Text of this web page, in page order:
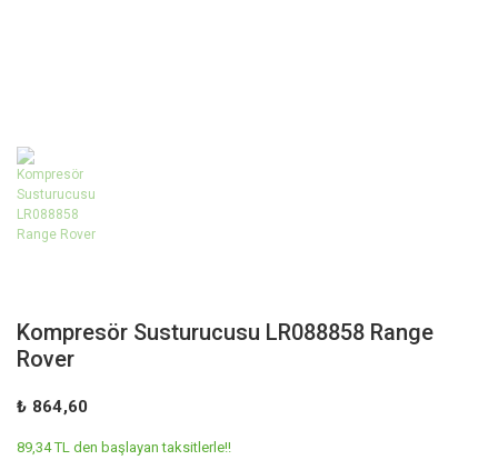
Kompresör Susturucusu LR088858 Range
Rover
₺ 864,60
89,34 TL den başlayan taksitlerle!!